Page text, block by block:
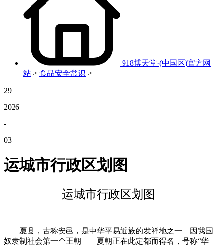
918博天堂·(中国区)官方网
站 > 食品安全常识 >
29
2026
-
03
运城市行政区划图
运城市行政区划图
夏县，古称安邑，是中华平易近族的发祥地之一，因我国
奴隶制社会第一个王朝——夏朝正在此定都而得名，号称“华